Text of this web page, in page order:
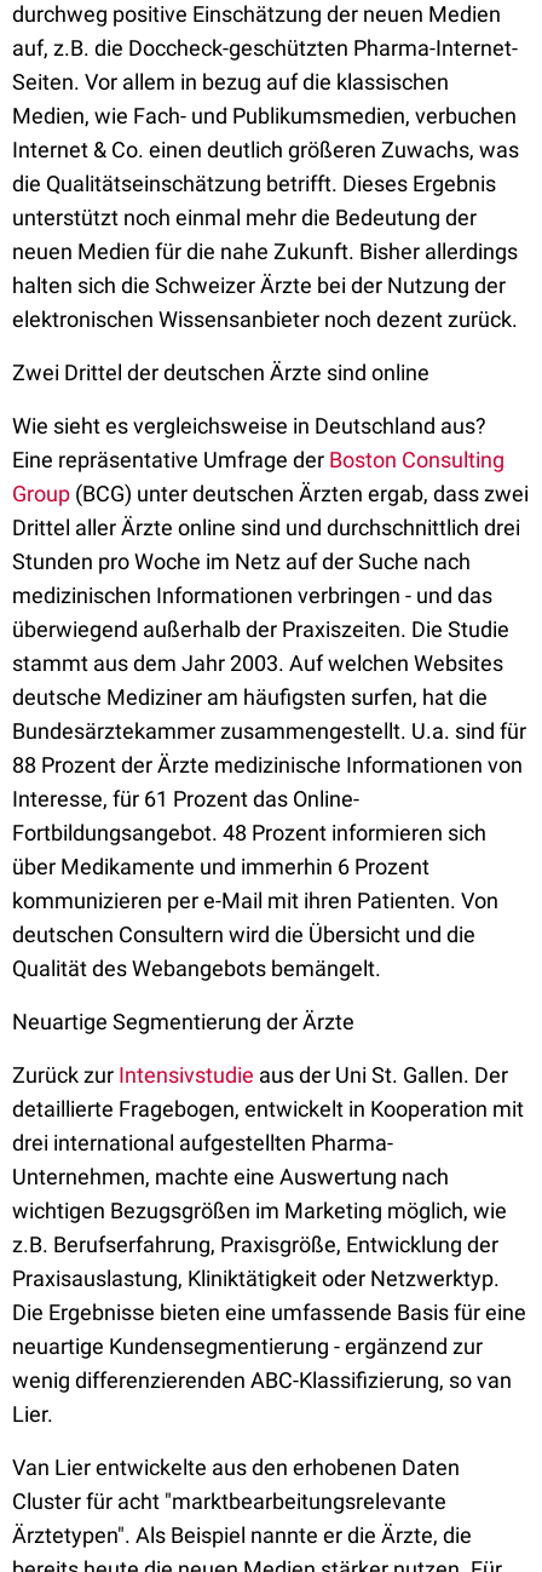
durchweg positive Einschätzung der neuen Medien
auf, z.B. die Doccheck-geschützten Pharma-Internet-
Seiten. Vor allem in bezug auf die klassischen
Medien, wie Fach- und Publikumsmedien, verbuchen
Internet & Co. einen deutlich größeren Zuwachs, was
die Qualitätseinschätzung betrifft. Dieses Ergebnis
unterstützt noch einmal mehr die Bedeutung der
neuen Medien für die nahe Zukunft. Bisher allerdings
halten sich die Schweizer Ärzte bei der Nutzung der
elektronischen Wissensanbieter noch dezent zurück.
Zwei Drittel der deutschen Ärzte sind online
Wie sieht es vergleichsweise in Deutschland aus?
Eine repräsentative Umfrage der Boston Consulting
Group (BCG) unter deutschen Ärzten ergab, dass zwei
Drittel aller Ärzte online sind und durchschnittlich drei
Stunden pro Woche im Netz auf der Suche nach
medizinischen Informationen verbringen - und das
überwiegend außerhalb der Praxiszeiten. Die Studie
stammt aus dem Jahr 2003. Auf welchen Websites
deutsche Mediziner am häufigsten surfen, hat die
Bundesärztekammer zusammengestellt. U.a. sind für
88 Prozent der Ärzte medizinische Informationen von
Interesse, für 61 Prozent das Online-
Fortbildungsangebot. 48 Prozent informieren sich
über Medikamente und immerhin 6 Prozent
kommunizieren per e-Mail mit ihren Patienten. Von
deutschen Consultern wird die Übersicht und die
Qualität des Webangebots bemängelt.
Neuartige Segmentierung der Ärzte
Zurück zur Intensivstudie aus der Uni St. Gallen. Der
detaillierte Fragebogen, entwickelt in Kooperation mit
drei international aufgestellten Pharma-
Unternehmen, machte eine Auswertung nach
wichtigen Bezugsgrößen im Marketing möglich, wie
z.B. Berufserfahrung, Praxisgröße, Entwicklung der
Praxisauslastung, Kliniktätigkeit oder Netzwerktyp.
Die Ergebnisse bieten eine umfassende Basis für eine
neuartige Kundensegmentierung - ergänzend zur
wenig differenzierenden ABC-Klassifizierung, so van
Lier.
Van Lier entwickelte aus den erhobenen Daten
Cluster für acht "marktbearbeitungsrelevante
Ärztetypen". Als Beispiel nannte er die Ärzte, die